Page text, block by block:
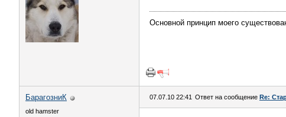
Основной принцип моего
БарагозниК
old hamster
07.07.10 22:41 Ответ на сообщение Re: